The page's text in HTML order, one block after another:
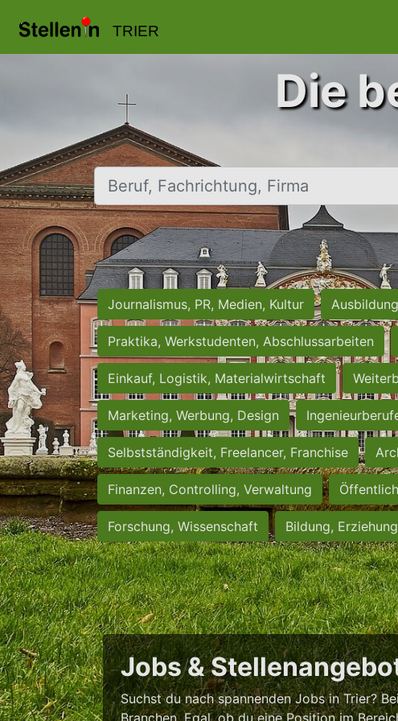
TRIER
Die
Beruf, Fachrichtung, Firma
Journalismus, PR, Medien, Kultur
Praktika, Werkstudenten, Abschlussarbeiten
Einkauf, Logistik, Materialwirtschaft
Marketing, Werbung, Design
Selbstständigkeit, Freelancer, Franchise
Finanzen, Controlling, Verwaltung
Forschung, Wissenschaft Bildung,
Jobs &
Suchst du nach spannenden Jobs in Trier?